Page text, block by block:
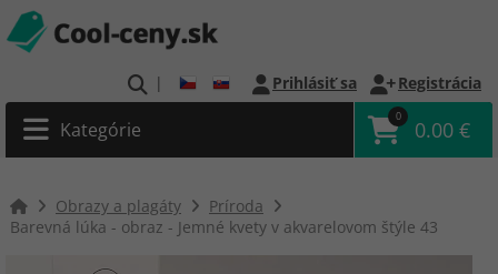
| Prihlásiť sa Registrácia
Kategórie
0
0.00 €
Obrazy a plagáty
Príroda
Barevná lúka - obraz - Jemné kvety v akvarelovom štýle 43